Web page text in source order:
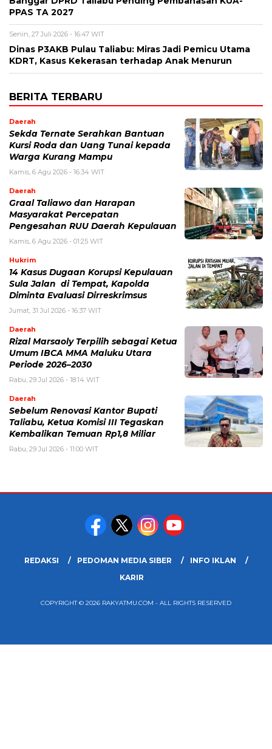
PPAS TA 2027
Senin, 27 Juli 2026 - 16:47 WIT
Dinas P3AKB Pulau Taliabu: Miras Jadi Pemicu Utama
KDRT, Kasus Kekerasan terhadap Anak Menurun
BERITA TERBARU
Daerah
Sekda Ternate Serahkan Bantuan
Kursi Roda dan Uang Tunai kepada
Warga Kurang Mampu
Kamis, 6 Agu 2026 - 16:34 WIT
Daerah
Graal Taliawo dan Harapan
Masyarakat Percepatan
Pengesahan RUU Daerah Kepulauan
Kamis, 6 Agu 2026 - 01:25 WIT
Hukrim
14 Kasus Dugaan Korupsi Kepulauan
Sula Jalan di Tempat, Kapolda
Diminta Evaluasi Dirreskrimsus
Jumat, 31 Jul 2026 - 16:37 WIT
Daerah
Rizal Marsaoly Terpilih sebagai Ketua
Umum IBCA MMA Maluku Utara
Periode 2026–2030
Rabu, 29 Jul 2026 - 18:14 WIT
Daerah
Sebelum Renovasi Kantor Bupati
Taliabu, Ketua Komisi III Tegaskan
Kembalikan Temuan Rp1,8 Miliar
Rabu, 29 Jul 2026 - 11:00 WIT
REDAKSI PEDOMAN MEDIA SIBER
INFO IKLAN
KARIR
COPYRIGHT © 2026 RAKYATMU.COM - ALL RIGHTS RESERVED